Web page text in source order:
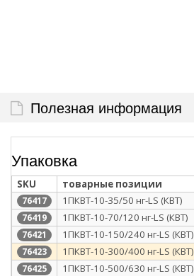
Полезная информация
Упаковка
SKU товарные позиции
76417 1ПКВТ-10-35/50 нг-LS (КВТ)
76419 1ПКВТ-10-70/120 нг-LS (КВТ)
76421 1ПКВТ-10-150/240 нг-LS (КВТ)
76423 1ПКВТ-10-300/400 нг-LS (КВТ)
76425 1ПКВТ-10-500/630 нг-LS (КВТ)